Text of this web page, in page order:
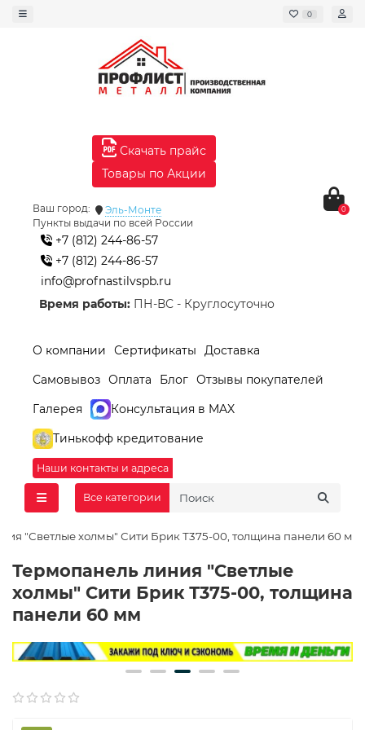
0
Скачать прайс
Товары по Акции
Ваш город:
Эль-Монте
Пункты выдачи по всей России
+7 (812) 244-86-57
+7 (812) 244-86-57
info@profnastilvspb.ru
Время работы: ПН-ВС - Круглосуточно
0
О компании Сертификаты
Доставка
Самовывоз Оплата Блог Отзывы покупателей
Галерея
Консультация в MAX
Тинькофф кредитование
Наши контакты и адреса
Все категории
"Светлые холмы" Сити Брик Т375-00, толщина панели 60 мм
Термопанель линия "Светлые
холмы" Сити Брик Т375-00, толщина
панели 60 мм